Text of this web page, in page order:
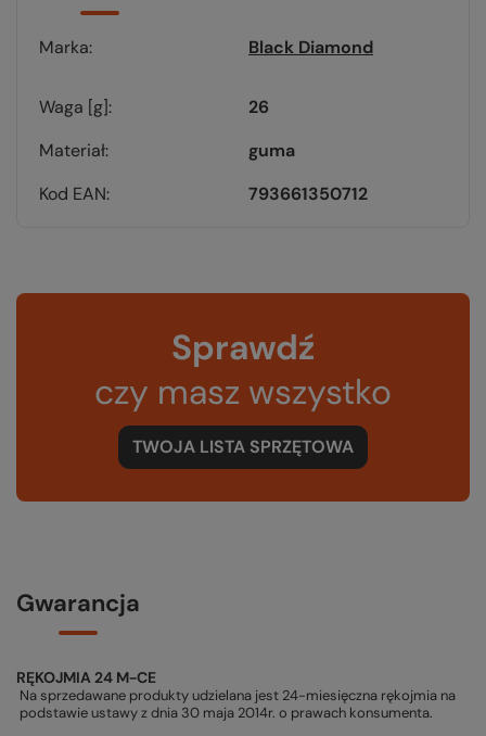
Marka Black Diamond
Waga [g]
26
Materiał
guma
Kod EAN
793661350712
Sprawdź
czy masz wszystko
TWOJA LISTA SPRZĘTOWA
Gwarancja
RĘKOJMIA 24 M-CE
Na sprzedawane produkty udzielana jest 24-miesięczna rękojmia na
podstawie ustawy z dnia 30 maja 2014r. o prawach konsumenta.